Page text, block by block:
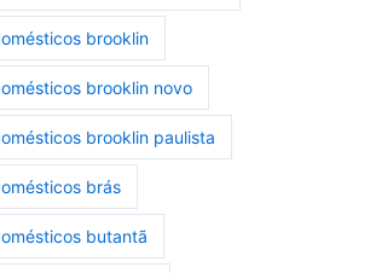
brooklin
brooklin novo
brooklin paulista
brás
butantã